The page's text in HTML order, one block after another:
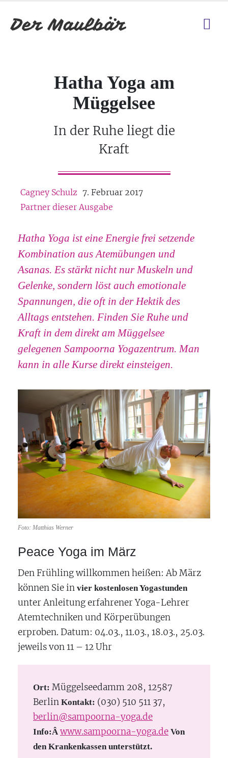
Hatha Yoga am
Müggelsee
In der Ruhe liegt die
Kraft
Cagney Schulz 7. Februar 2017
Partner dieser Ausgabe
Hatha Yoga ist eine Energie frei setzende
Kombination aus Atemübungen und
Asanas. Es stärkt nicht nur Muskeln und
Gelenke, sondern löst auch emotionale
Spannungen, die oft in der Hektik des
Alltags entstehen. Finden Sie Ruhe und
Kraft in dem direkt am Müggelsee
gelegenen Sampoorna Yogazentrum. Man
kann in alle Kurse direkt einsteigen.
Foto: Matthias Werner
Peace Yoga im März
Den Frühling willkommen heißen: Ab März
können Sie in vier kostenlosen Yogastunden
unter Anleitung erfahrener Yoga-Lehrer
Atemtechniken und Körperübungen
erproben. Datum: 04.03., 11.03., 18.03., 25.03.
jeweils von 11 – 12 Uhr
Ort: Müggelseedamm 208, 12587
Berlin Kontakt: (030) 510 511 37,
berlin@sampoorna-yoga.de
Info:Â www.sampoorna-yoga.de Von
den Krankenkassen unterstützt.